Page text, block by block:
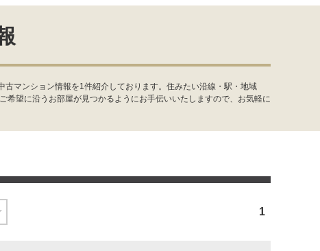
マンション情報を1件紹介しております。住みたい沿線・駅・地域
望に沿うお部屋が見つかるようにお手伝いいたしますので、お気軽に
1